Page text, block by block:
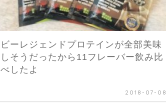
ビーレジェンドプロテインが全部美味
しそうだったから11フレーバー飲み比
べしたよ
2018-07-08